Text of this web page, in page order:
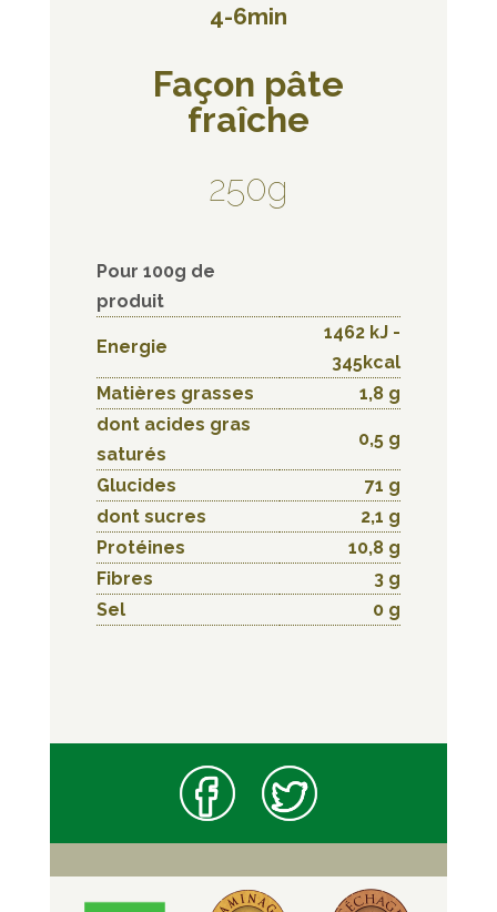
4-6min
Façon pâte
fraîche
250g
Pour 100g de
produit
Energie
1462 kJ -
345kcal
Matières grasses
1,8 g
dont acides gras
saturés
0,5 g
Glucides
71 g
dont sucres
2,1 g
Protéines
10,8 g
Fibres
3 g
Sel
0 g